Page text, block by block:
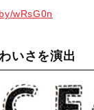
wRsG0n
いさを演出